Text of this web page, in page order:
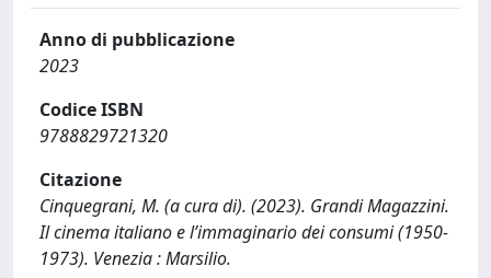
Anno di pubblicazione
2023
Codice ISBN
9788829721320
Citazione
Cinquegrani, M. (a cura di). (2023). Grandi Magazzini.
Il cinema italiano e l’immaginario dei consumi (1950-
1973). Venezia : Marsilio.